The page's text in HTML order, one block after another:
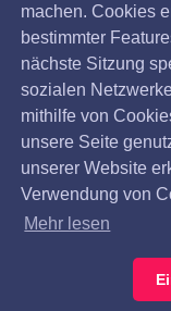
machen. Cookies
bestimmter
nächste Sitzung
sozialen
mithilfe von
unsere Seite
unserer Website
Verwendung von
Mehr lesen